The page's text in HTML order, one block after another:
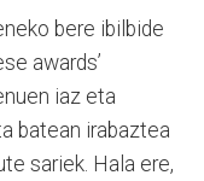
bere ibilbide
awards’
iaz eta
batean irabaztea
sariek. Hala ere,